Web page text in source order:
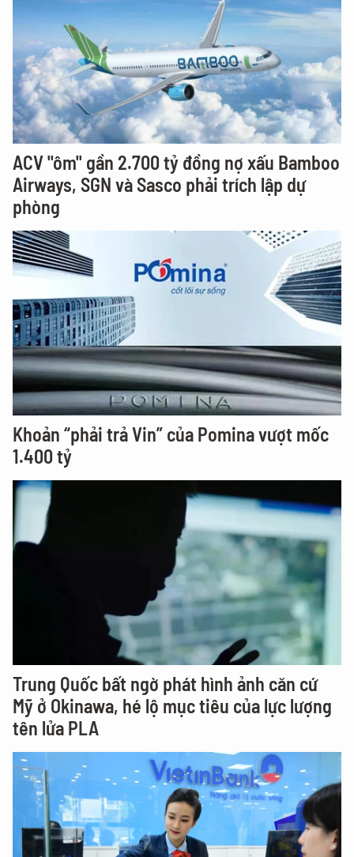
ACV "ôm" gần 2.700 tỷ đồng nợ xấu Bamboo
Airways, SGN và Sasco phải trích lập dự
phòng
Khoản “phải trả Vin” của Pomina vượt mốc
1.400 tỷ
Trung Quốc bất ngờ phát hình ảnh căn cứ
Mỹ ở Okinawa, hé lộ mục tiêu của lực lượng
tên lửa PLA